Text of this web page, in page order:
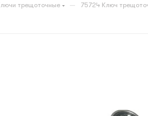
трещоточные — 75724 Ключ